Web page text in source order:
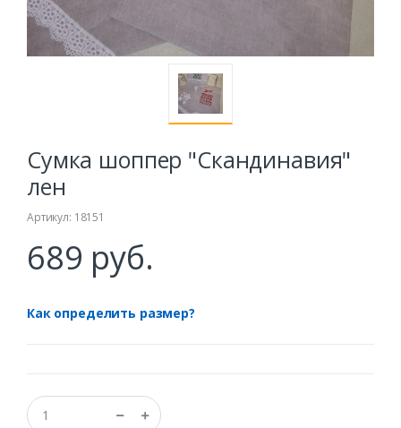
Сумка шоппер "Скандинавия"
лен
Артикул: 18151
689 руб.
Как определить размер?